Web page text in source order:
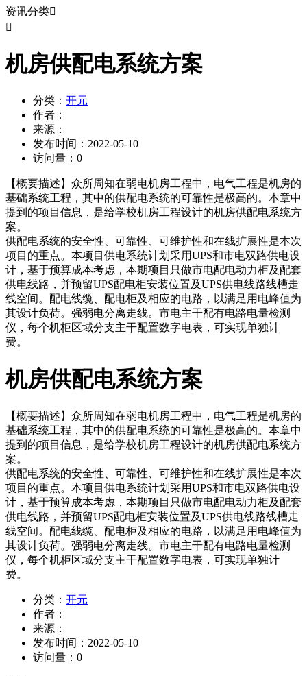
资讯分类

机房供配电系统方案
分类： 开元
作者：
来源：
发布时间： 2022-05-10
访问量： 0
【概要描述】 众所周知在弱电机房工程中，电气工程是机房的
基础系统工程，其中的供配电系统的可靠性是极高的。本章中
提到的项目信息，是给学校机房工程设计的机房供配电系统方
案。
供配电系统的安全性、可靠性、可维护性和在线扩展性是本次
项目的重点。本项目供电系统计划采用UPS和市电双路供电设
计，基于预算成本考虑，本期项目只做市电配电动力柜及配套
供电线路，并预留UPS配电柜安装位置及UPS供电线路线槽走
线空间。配电线缆、配电柜及相应的电路，以满足用电峰值为
其设计负荷。强弱电分离走线。市电主干配有电路电量检测
仪，每个机柜区域分支主干配置数字电表，可实现单独计
费。
机房供配电系统方案
【概要描述】 众所周知在弱电机房工程中，电气工程是机房的
基础系统工程，其中的供配电系统的可靠性是极高的。本章中
提到的项目信息，是给学校机房工程设计的机房供配电系统方
案。
供配电系统的安全性、可靠性、可维护性和在线扩展性是本次
项目的重点。本项目供电系统计划采用UPS和市电双路供电设
计，基于预算成本考虑，本期项目只做市电配电动力柜及配套
供电线路，并预留UPS配电柜安装位置及UPS供电线路线槽走
线空间。配电线缆、配电柜及相应的电路，以满足用电峰值为
其设计负荷。强弱电分离走线。市电主干配有电路电量检测
仪，每个机柜区域分支主干配置数字电表，可实现单独计
费。
分类： 开元
作者：
来源：
发布时间： 2022-05-10
访问量： 0